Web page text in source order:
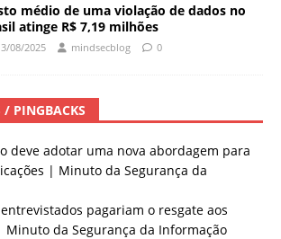
médio de uma violação de dados no
atinge R$ 7,19 milhões
08/2025 mindsecblog 0
/ PINGBACKS
deve adotar uma nova abordagem para
| Minuto da Segurança da
entrevistados pagariam o resgate aos
da Segurança da Informação